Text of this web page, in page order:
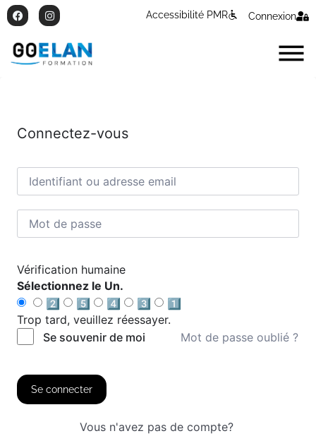
Accessibilité PMR Connexion
Connectez-vous
Vérification humaine
Sélectionnez le Un.
2️⃣
5️⃣ 4️⃣ 3️⃣
1️⃣
Trop tard, veuillez réessayer.
Se souvenir de moi
Mot de passe oublié ?
Se connecter
Vous n'avez pas de compte?